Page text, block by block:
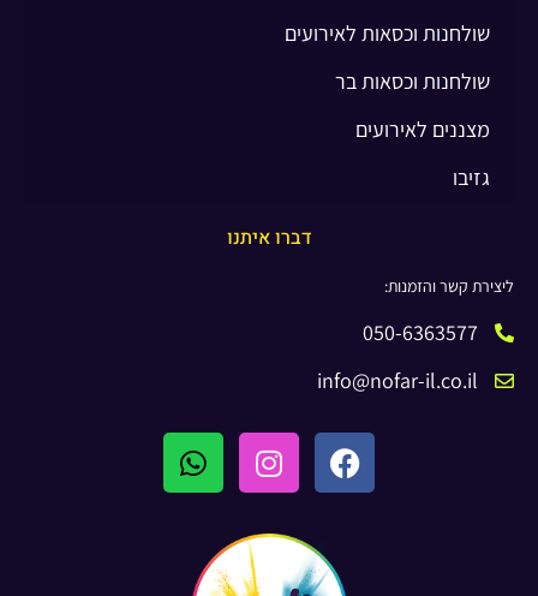
שולחנות וכסאות לאירועים
שולחנות וכסאות בר
מצננים לאירועים
גזיבו
דברו איתנו
ליצירת קשר והזמנות:
050-6363577
info@nofar-il.co.il